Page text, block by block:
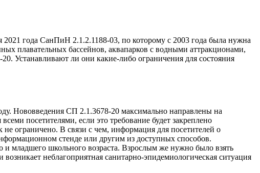
2021 года СанПиН 2.1.2.1188-03, по которому с 2003 года была нужна
плавательных бассейнов, аквапарков с водными аттракционами,
Устанавливают ли они какие-либо ограничения для состояния
Нововведения СП 2.1.3678-20 максимально направлены на
посетителями, если это требование будет закреплено
ограничено. В связи с чем, информация для посетителей о
стенде или другим из доступных способов.
и младшего школьного возраста. Взрослым же нужно было взять
неблагоприятная санитарно-эпидемиологическая ситуация